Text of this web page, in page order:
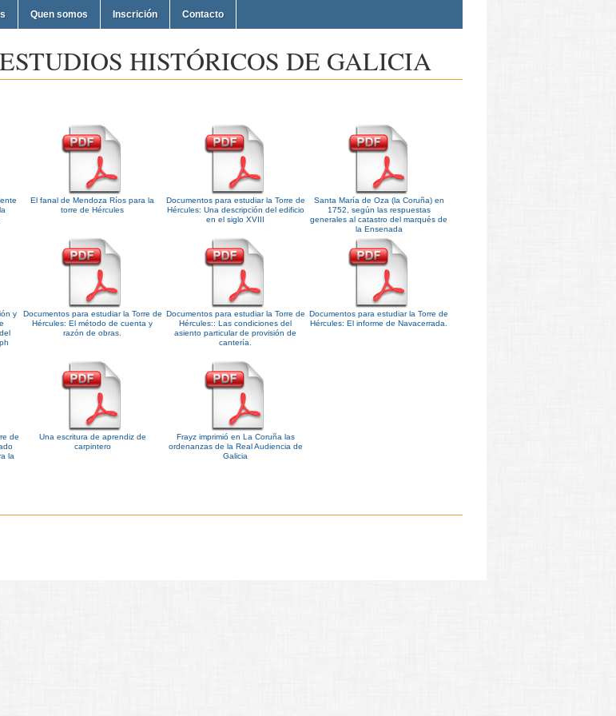
Quen somos Inscrición Contacto
HISTÓRICOS DE GALICIA
El fanal de Mendoza Ríos para la
torre de Hércules
Documentos para estudiar la Torre de
Hércules: Una descripción del edificio
en el siglo XVIII
Santa María de Oza (la Coruña) en
1752, según las respuestas
generales al catastro del marqués de
la Ensenada
y
Documentos para estudiar la Torre de
Hércules: El método de cuenta y
razón de obras.
Documentos para estudiar la Torre de
Hércules:: Las condiciones del
asiento particular de provisión de
cantería.
Documentos para estudiar la Torre de
Hércules: El informe de Navacerrada.
de
la
Una escritura de aprendiz de
carpintero
Frayz imprimió en La Coruña las
ordenanzas de la Real Audiencia de
Galicia